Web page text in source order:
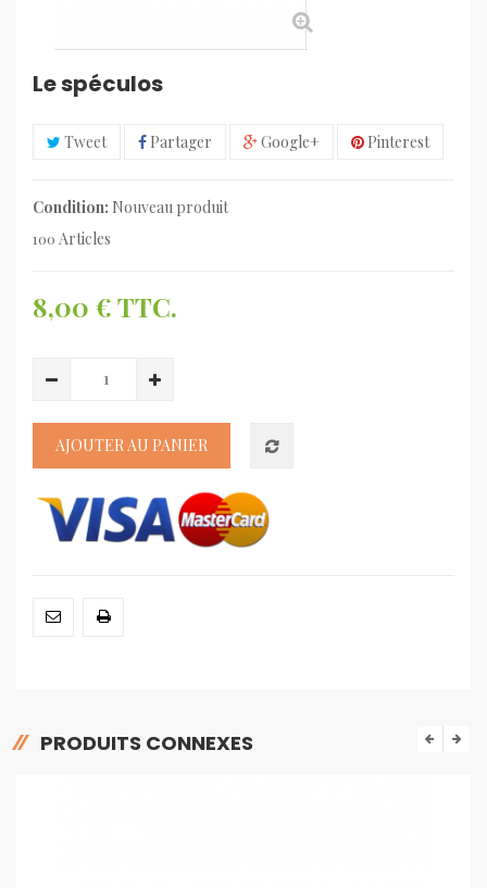
Le spéculos
Tweet Partager Google+ Pinterest
Condition: Nouveau produit
100 Articles
8,00 €TTC.
AJOUTER AU PANIER
PRODUITS CONNEXES